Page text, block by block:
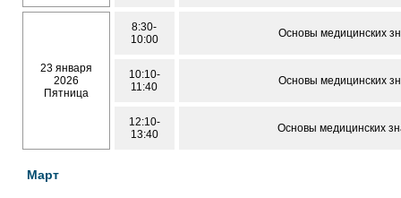
23 января
2026
Пятница
8:30-
10:00
Основы медицинских
10:10-
11:40
Основы медицинских
12:10-
13:40
Основы медицинских
Март